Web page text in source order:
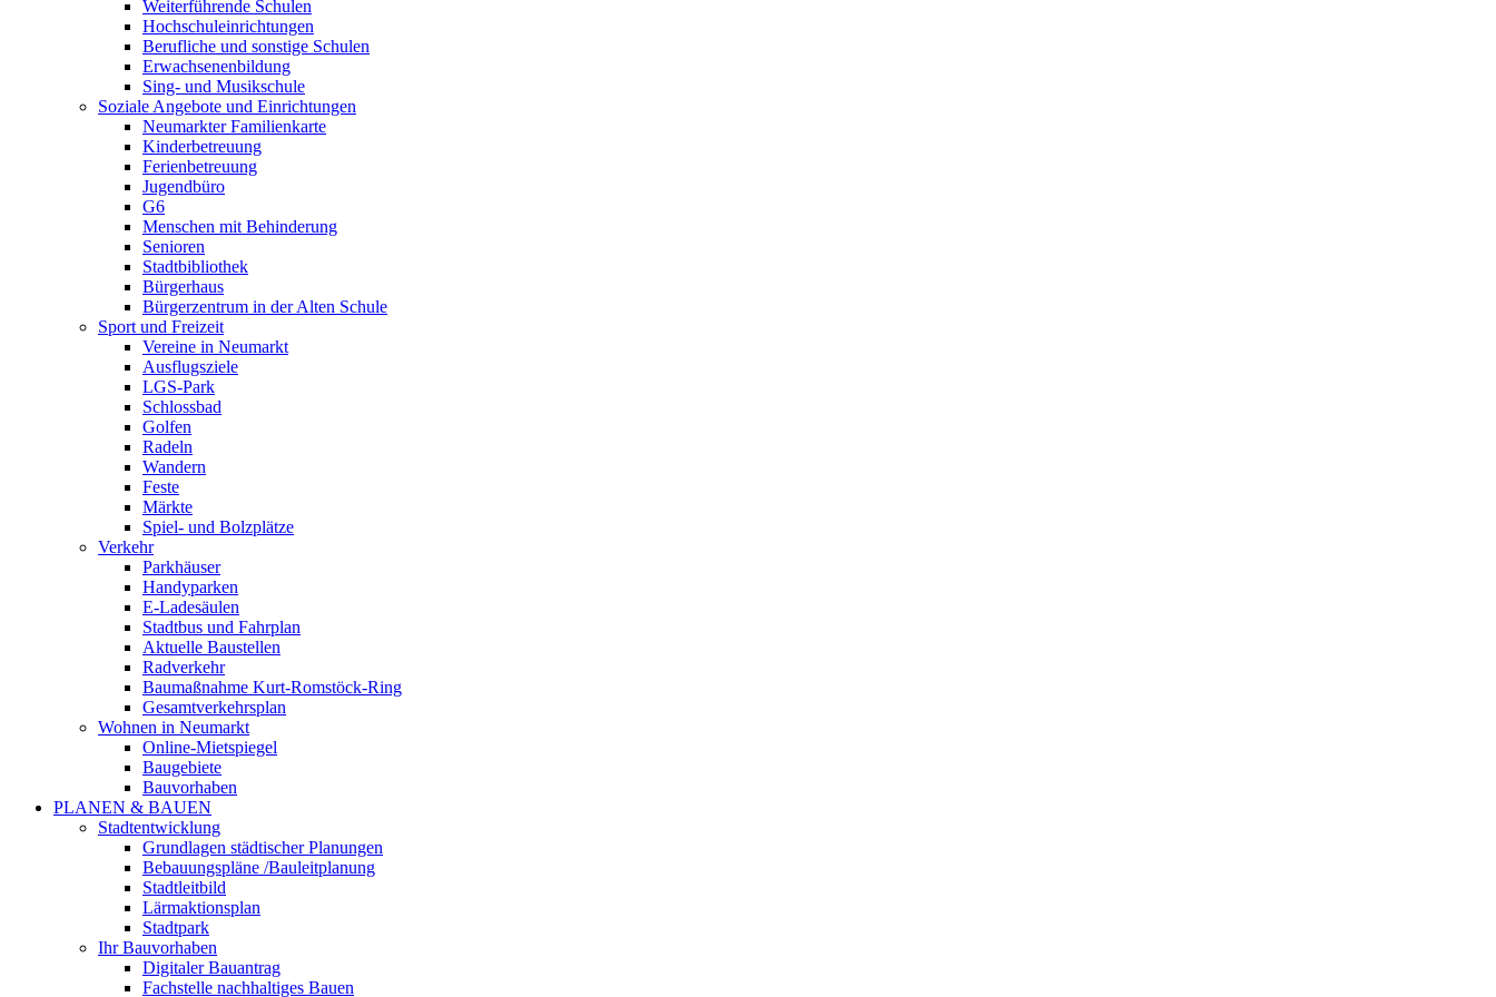
Weiterführende Schulen
Hochschuleinrichtungen
Berufliche und sonstige Schulen
Erwachsenenbildung
Sing- und Musikschule
Soziale Angebote und Einrichtungen
Neumarkter Familienkarte
Kinderbetreuung
Ferienbetreuung
Jugendbüro
G6
Menschen mit Behinderung
Senioren
Stadtbibliothek
Bürgerhaus
Bürgerzentrum in der Alten Schule
Sport und Freizeit
Vereine in Neumarkt
Ausflugsziele
LGS-Park
Schlossbad
Golfen
Radeln
Wandern
Feste
Märkte
Spiel- und Bolzplätze
Verkehr
Parkhäuser
Handyparken
E-Ladesäulen
Stadtbus und Fahrplan
Aktuelle Baustellen
Radverkehr
Baumaßnahme Kurt-Romstöck-Ring
Gesamtverkehrsplan
Wohnen in Neumarkt
Online-Mietspiegel
Baugebiete
Bauvorhaben
PLANEN & BAUEN
Stadtentwicklung
Grundlagen städtischer Planungen
Bebauungspläne /Bauleitplanung
Stadtleitbild
Lärmaktionsplan
Stadtpark
Ihr Bauvorhaben
Digitaler Bauantrag
Fachstelle nachhaltiges Bauen